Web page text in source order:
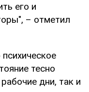
его и
– отметил
тесно
дни, так и